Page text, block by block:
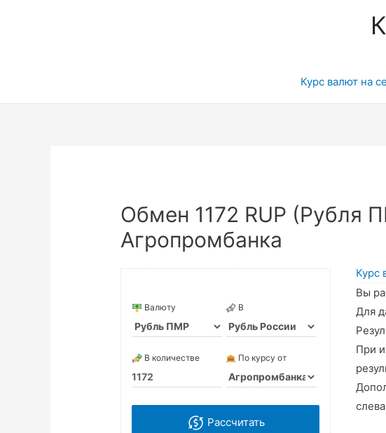
Курс валют на
Обмен 1172 RUP (Рубля
Агропромбанка
Валюту В
В количестве По курсу от
Рассчитать
Курс
Вы
Для
При